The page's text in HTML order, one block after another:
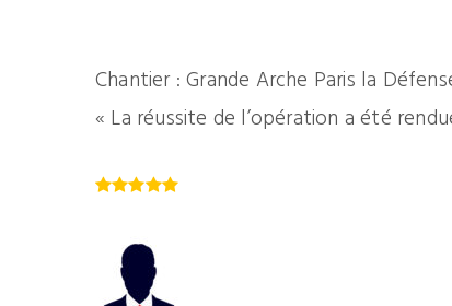
Chantier : Grande Arche Paris la
« La réussite de l’opération a été